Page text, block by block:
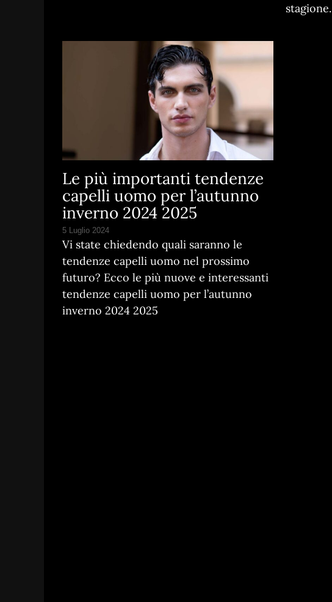
stagione.
Le più importanti tendenze
capelli uomo per l’autunno
inverno 2024 2025
5 Luglio 2024
Vi state chiedendo quali saranno le
tendenze capelli uomo nel prossimo
futuro? Ecco le più nuove e interessanti
tendenze capelli uomo per l’autunno
inverno 2024 2025